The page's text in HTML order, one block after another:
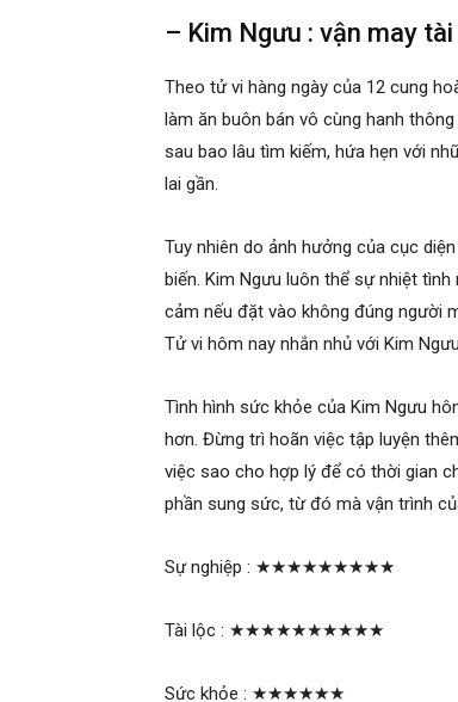
– Kim Ngưu : vận may
Theo tử vi hàng ngày của 12 cung
làm ăn buôn bán vô cùng hanh
sau bao lâu tìm kiếm, hứa hẹn với
lai gần.
Tuy nhiên do ảnh hưởng của cục
biến. Kim Ngưu luôn thể sự nhiệt
cảm nếu đặt vào không đúng người
Tử vi hôm nay nhắn nhủ với Kim
Tình hình sức khỏe của Kim Ngưu
hơn. Đừng trì hoãn việc tập luyện
việc sao cho hợp lý để có thời gian
phần sung sức, từ đó mà vận trình
Sự nghiệp : ★★★★★★★★★
Tài lộc : ★★★★★★★★★★
Sức khỏe : ★★★★★★